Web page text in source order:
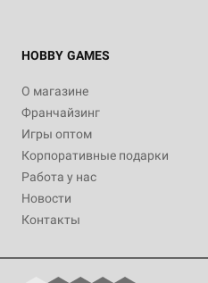
HOBBY GAMES
О магазине
Франчайзинг
Игры оптом
Корпоративные подарки
Работа у нас
Новости
Контакты